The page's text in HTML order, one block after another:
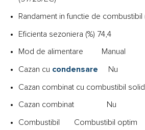
Randament in functie de
Eficienta sezoniera (%) 74,4
Mod de alimentare Manual
Cazan cu condensare Nu
Cazan combinat cu combustibil
Cazan combinat Nu
Combustibil Combustibil